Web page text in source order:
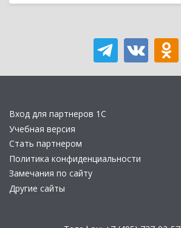
Вход для партнеров 1С
Учебная версия
Стать партнером
Политика конфиденциальности
Замечания по сайту
Другие сайты